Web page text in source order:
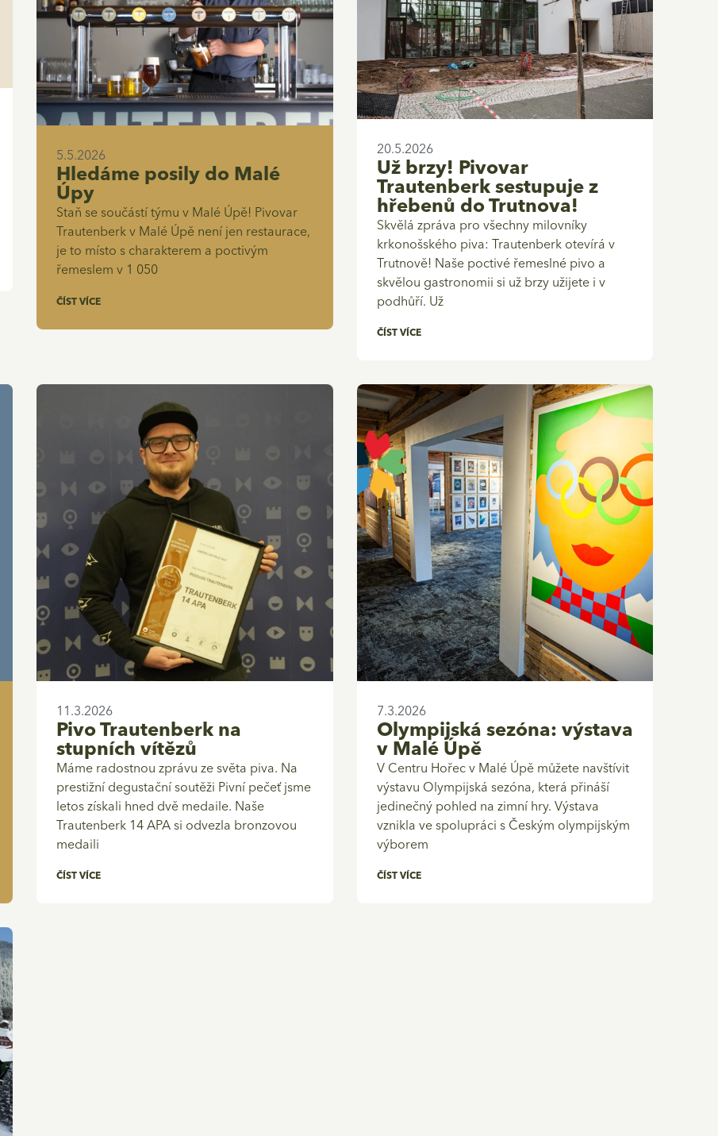
5.5.2026
Hledáme posily do Malé
Úpy
Staň se součástí týmu v Malé Úpě! Pivovar
Trautenberk v Malé Úpě není jen restaurace,
je to místo s charakterem a poctivým
řemeslem v 1 050
ČÍST VÍCE
20.5.2026
Už brzy! Pivovar
Trautenberk sestupuje z
hřebenů do Trutnova!
Skvělá zpráva pro všechny milovníky
krkonošského piva: Trautenberk otevírá v
Trutnově! Naše poctivé řemeslné pivo a
skvělou gastronomii si už brzy užijete i v
podhůří. Už
ČÍST VÍCE
11.3.2026
Pivo Trautenberk na
stupních vítězů
Máme radostnou zprávu ze světa piva. Na
prestižní degustační soutěži Pivní pečeť jsme
letos získali hned dvě medaile. Naše
Trautenberk 14 APA si odvezla bronzovou
medaili
ČÍST VÍCE
7.3.2026
Olympijská sezóna: výstava
v Malé Úpě
V Centru Hořec v Malé Úpě můžete navštívit
výstavu Olympijská sezóna, která přináší
jedinečný pohled na zimní hry. Výstava
vznikla ve spolupráci s Českým olympijským
výborem
ČÍST VÍCE